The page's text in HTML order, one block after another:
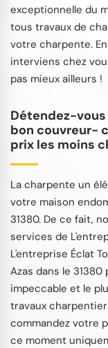
exceptionnelle du
tous travaux de
votre charpente.
interviens chez
pas mieux ailleurs !
Détendez-vous
bon couvreur-
prix les moins
La charpente un
votre maison
31380. De ce fait,
services de
L'entreprise Éclat
Azas dans le
impeccable et le
travaux charpentier
commandez votre
ce moment